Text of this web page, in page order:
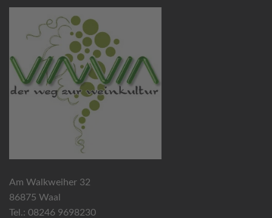
Am Walkweiher 32
86875 Waal
Tel.: 08246 9698230